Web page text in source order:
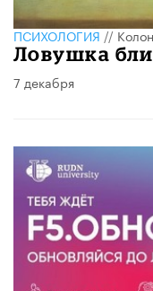
ПСИХОЛОГИЯ//
Ловушка
7 декабря